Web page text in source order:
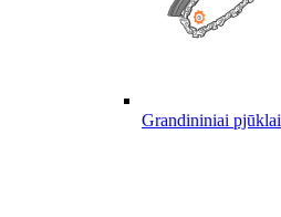
Grandininiai pjūklai